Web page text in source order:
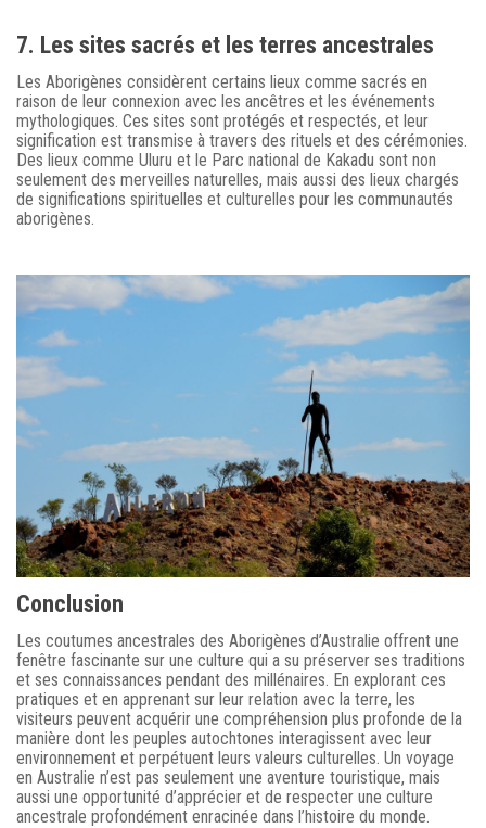
7. Les sites sacrés et les terres ancestrales
Les Aborigènes considèrent certains lieux comme sacrés en
raison de leur connexion avec les ancêtres et les événements
mythologiques. Ces sites sont protégés et respectés, et leur
signification est transmise à travers des rituels et des cérémonies.
Des lieux comme Uluru et le Parc national de Kakadu sont non
seulement des merveilles naturelles, mais aussi des lieux chargés
de significations spirituelles et culturelles pour les communautés
aborigènes.
Conclusion
Les coutumes ancestrales des Aborigènes d’Australie offrent une
fenêtre fascinante sur une culture qui a su préserver ses traditions
et ses connaissances pendant des millénaires. En explorant ces
pratiques et en apprenant sur leur relation avec la terre, les
visiteurs peuvent acquérir une compréhension plus profonde de la
manière dont les peuples autochtones interagissent avec leur
environnement et perpétuent leurs valeurs culturelles. Un voyage
en Australie n’est pas seulement une aventure touristique, mais
aussi une opportunité d’apprécier et de respecter une culture
ancestrale profondément enracinée dans l’histoire du monde.